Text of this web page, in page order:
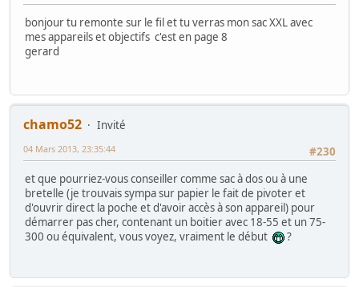
bonjour tu remonte sur le fil et tu verras mon sac XXL avec
mes appareils et objectifs c'est en page 8
gerard
chamo52
Invité
#230
04 Mars 2013, 23:35:44
et que pourriez-vous conseiller comme sac à dos ou à une
bretelle (je trouvais sympa sur papier le fait de pivoter et
d'ouvrir direct la poche et d'avoir accès à son appareil) pour
démarrer pas cher, contenant un boitier avec 18-55 et un 75-
300 ou équivalent, vous voyez, vraiment le début
?